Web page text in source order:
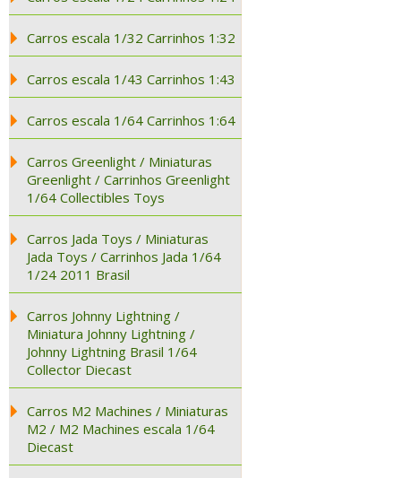
Carros escala 1/32 Carrinhos 1:32
Carros escala 1/43 Carrinhos 1:43
Carros escala 1/64 Carrinhos 1:64
Carros Greenlight / Miniaturas
Greenlight / Carrinhos Greenlight
1/64 Collectibles Toys
Carros Jada Toys / Miniaturas
Jada Toys / Carrinhos Jada 1/64
1/24 2011 Brasil
Carros Johnny Lightning /
Miniatura Johnny Lightning /
Johnny Lightning Brasil 1/64
Collector Diecast
Carros M2 Machines / Miniaturas
M2 / M2 Machines escala 1/64
Diecast